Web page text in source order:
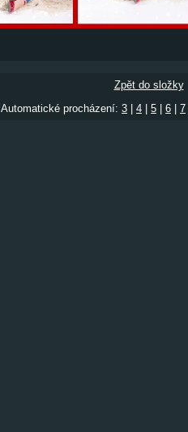
Zpět do složky
Automatické procházení: 3 4 5 6 7